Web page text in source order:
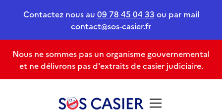
Contactez nous au 09 78 45 04 33 ou par mail
contact@sos-casier.fr
Nous ne sommes pas un organisme gouvernemental
et ne délivrons pas d'extraits de casier judiciaire.